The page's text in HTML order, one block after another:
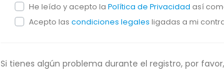
He leído y acepto la Política de Privacidad así
Acepto las condiciones legales ligadas a mi
Si tienes algún problema durante el registro, por favor,